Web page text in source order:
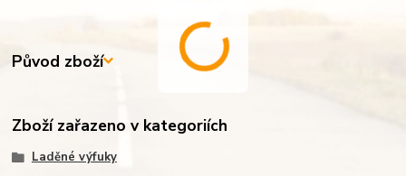
Původ zboží
Zboží zařazeno v kategoriích
Laděné výfuky